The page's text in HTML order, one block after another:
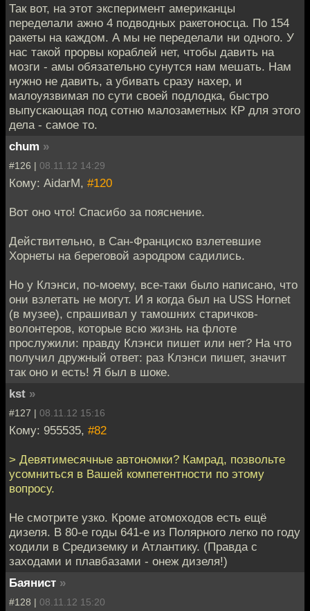
Так вот, на этот эксперимент американцы
переделали ажно 4 подводных ракетоносца. По 154
ракеты на каждом. А мы не переделали ни одного. У
нас такой прорвы кораблей нет, чтобы давить на
мозги - амы обязательно сунутся нам мешать. Нам
нужно не давить, а убивать сразу нахер, и
малоуязвимая по сути своей подлодка, быстро
выпускающая под сотню малозаметных КР для этого
дела - самое то.
chum »
#126 | 08.11.12 14:29
Кому: AidarM, #120
Вот оно что! Спасибо за пояснение.
Действительно, в Сан-Франциско взлетевшие
Хорнеты на береговой аэродром садились.
Но у Клэнси, по-моему, все-таки было написано, что
они взлетать не могут. И я когда был на USS Hornet
(в музее), спрашивал у тамошних старичков-
волонтеров, которые всю жизнь на флоте
прослужили: правду Клэнси пишет или нет? На что
получил дружный ответ: раз Клэнси пишет, значит
так оно и есть! Я был в шоке.
kst »
#127 | 08.11.12 15:16
Кому: 955535, #82
> Девятимесячные автономки? Камрад, позвольте
усомниться в Вашей компетентности по этому
вопросу.
Не смотрите узко. Кроме атомоходов есть ещё
дизеля. В 80-е годы 641-е из Полярного легко по году
ходили в Средиземку и Атлантику. (Правда с
заходами и плавбазами - онеж дизеля!)
Баянист »
#128 | 08.11.12 15:20